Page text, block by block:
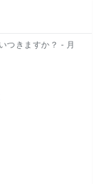
つきますか？ - 月